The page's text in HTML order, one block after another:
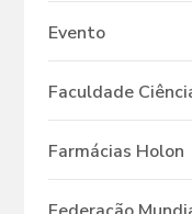
Evento
Faculdade
Farmácias Holon